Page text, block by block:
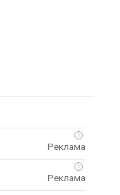
i
i